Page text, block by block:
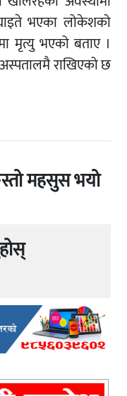
भएका लोकेशको
मृत्यु भएको बताए ।
राखिएको छ
महसुस भयो